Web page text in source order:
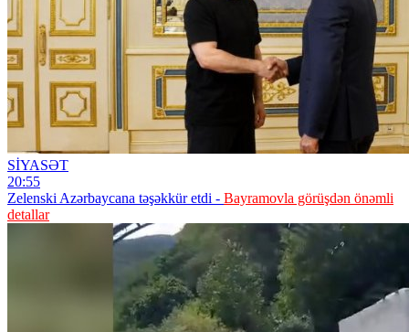
SİYASƏT
20:55
Zelenski Azərbaycana təşəkkür etdi - Bayramovla görüşdən önəmli
detallar